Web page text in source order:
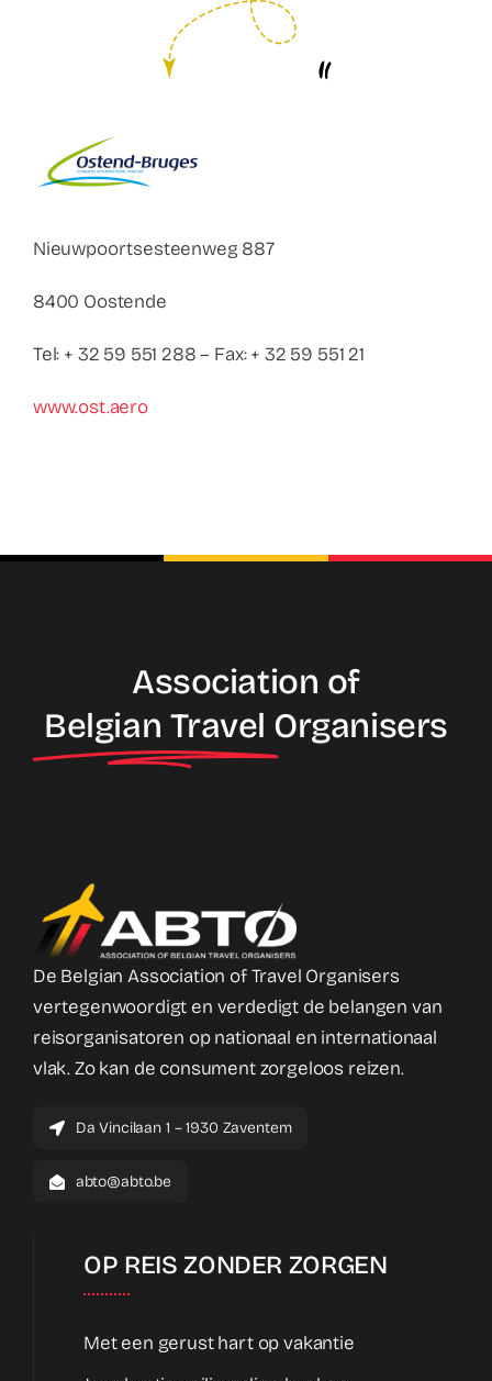
ABC Van De Toeristische Terminologie
Nederlands
Nieuwpoortsesteenweg 887
8400 Oostende
Tel: + 32 59 551 288 – Fax: + 32 59 551 21
www.ost.aero
Association of
Belgian Travel Organisers
De Belgian Association of Travel Organisers
vertegenwoordigt en verdedigt de belangen van
reisorganisatoren op nationaal en internationaal
vlak. Zo kan de consument zorgeloos reizen.
Da Vincilaan 1 – 1930 Zaventem
abto@abto.be
OP REIS ZONDER ZORGEN
Met een gerust hart op vakantie